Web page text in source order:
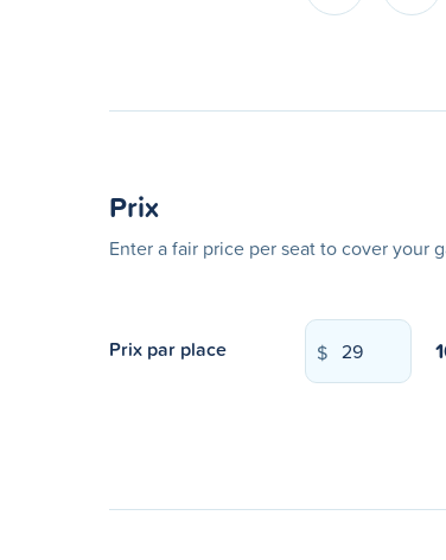
Prix
Enter a fair price per seat to cover your
Prix par place $